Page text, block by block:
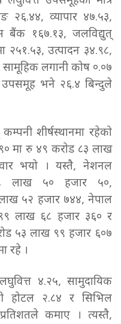
२६.४४, व्यापार ४७.५३,
बैंक १६७.१३, जलविद्युत्
२५१.५३, उत्पादन ३४.९८,
लगानी कोष ०.०७
उपसमूह भने २६.४ बिन्दुले
शीर्षस्थानमा रहेको
मा रु ४९ करोड ८३ लाख
भयो । यस्तै, नेशनल
लाख ५० हजार ५०,
५२ हजार ७४४, नेपाल
लाख ६८ हजार ३६० र
५३ लाख ९९ हजार ६०७
रहे ।
४.२५, सामुदायिक
होटल २.८४ र सिभिल
कमाए । त्यस्तै,